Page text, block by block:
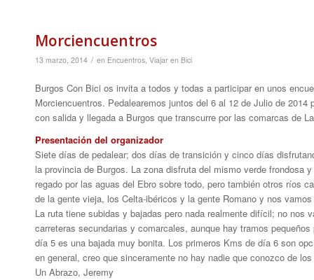
Morciencuentros
13 marzo, 2014 / en Encuentros, Viajar en Bici
Burgos Con Bici os invita a todos y todas a participar en unos
Morciencuentros. Pedalearemos juntos del 6 al 12 de Julio de
con salida y llegada a Burgos que transcurre por las comarcas de
Presentación del organizador
Siete días de pedalear; dos días de transición y cinco días
la provincia de Burgos. La zona disfruta del mismo verde
regado por las aguas del Ebro sobre todo, pero también otros ríos
de la gente vieja, los Celta-ibéricos y la gente Romano y nos
La ruta tiene subidas y bajadas pero nada realmente difícil; no nos
carreteras secundarias y comarcales, aunque hay tramos
día 5 es una bajada muy bonita. Los primeros Kms de día 6 son
en general, creo que sinceramente no hay nadie que conozco de
Un Abrazo, Jeremy